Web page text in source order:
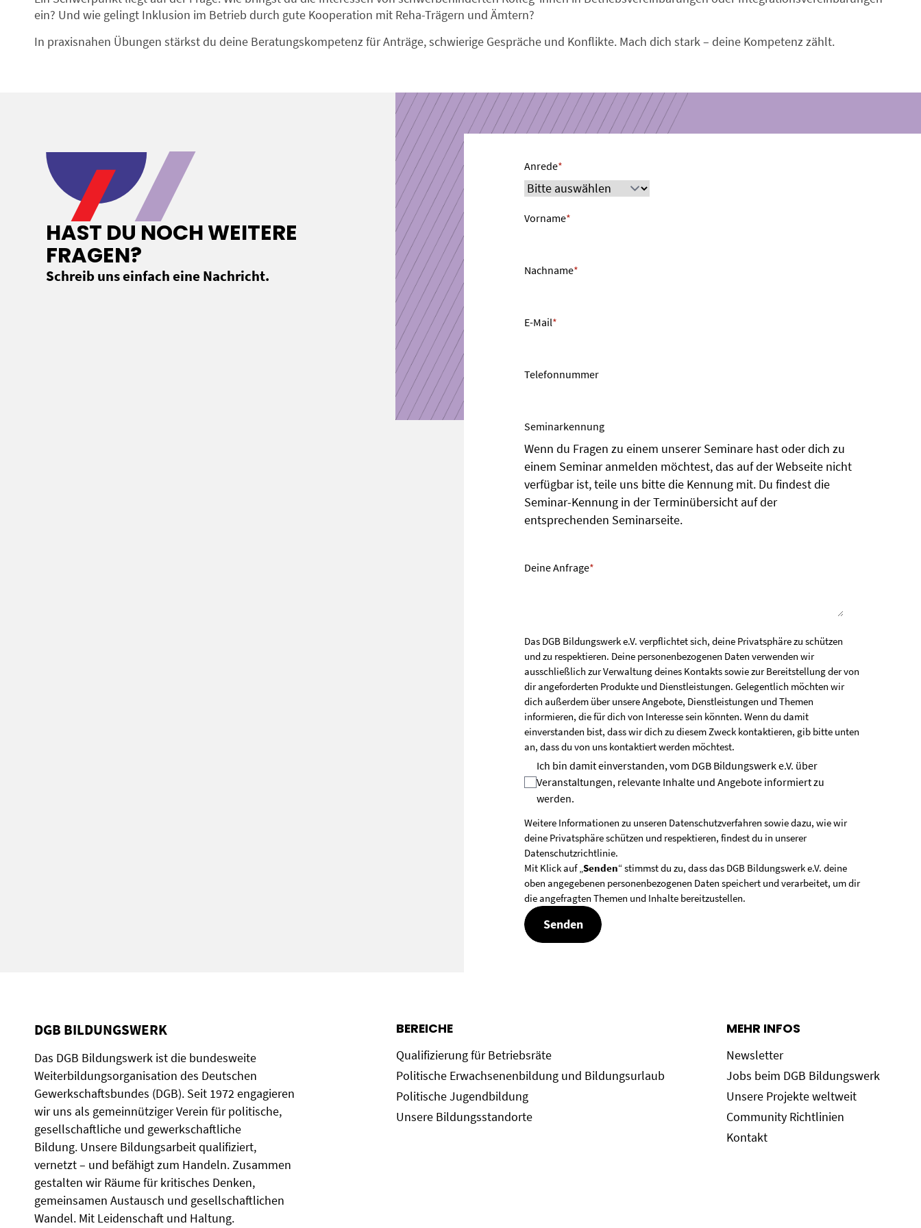
ein? Und wie gelingt Inklusion im Betrieb durch gute Kooperation mit Reha-Trägern und Ämtern?
In praxisnahen Übungen stärkst du deine Beratungskompetenz für Anträge, schwierige Gespräche und Konflikte. Mach dich stark – deine Kompetenz zählt.
HAST DU NOCH WEITERE
FRAGEN?
Schreib uns einfach eine Nachricht.
Anrede*
Vorname*
Nachname*
E-Mail*
Telefonnummer
Seminarkennung
Wenn du Fragen zu einem unserer Seminare hast oder dich zu
einem Seminar anmelden möchtest, das auf der Webseite nicht
verfügbar ist, teile uns bitte die Kennung mit. Du findest die
Seminar-Kennung in der Terminübersicht auf der
entsprechenden Seminarseite.
Deine Anfrage*
Das DGB Bildungswerk e.V. verpflichtet sich, deine Privatsphäre zu schützen
und zu respektieren. Deine personenbezogenen Daten verwenden wir
ausschließlich zur Verwaltung deines Kontakts sowie zur Bereitstellung der von
dir angeforderten Produkte und Dienstleistungen. Gelegentlich möchten wir
dich außerdem über unsere Angebote, Dienstleistungen und Themen
informieren, die für dich von Interesse sein könnten. Wenn du damit
einverstanden bist, dass wir dich zu diesem Zweck kontaktieren, gib bitte unten
an, dass du von uns kontaktiert werden möchtest.
Ich bin damit einverstanden, vom DGB Bildungswerk e.V. über
Veranstaltungen, relevante Inhalte und Angebote informiert zu
werden.
Weitere Informationen zu unseren Datenschutzverfahren sowie dazu, wie wir
deine Privatsphäre schützen und respektieren, findest du in unserer
Datenschutzrichtlinie.
Mit Klick auf „Senden“ stimmst du zu, dass das DGB Bildungswerk e.V. deine
oben angegebenen personenbezogenen Daten speichert und verarbeitet, um dir
die angefragten Themen und Inhalte bereitzustellen.
DGB BILDUNGSWERK
Das DGB Bildungswerk ist die bundesweite
Weiterbildungsorganisation des Deutschen
Gewerkschaftsbundes (DGB). Seit 1972 engagieren
wir uns als gemeinnütziger Verein für politische,
gesellschaftliche und gewerkschaftliche
Bildung. Unsere Bildungsarbeit qualifiziert,
vernetzt – und befähigt zum Handeln. Zusammen
gestalten wir Räume für kritisches Denken,
gemeinsamen Austausch und gesellschaftlichen
Wandel. Mit Leidenschaft und Haltung.
BEREICHE
Qualifizierung für Betriebsräte
Politische Erwachsenenbildung und Bildungsurlaub
Politische Jugendbildung
Unsere Bildungsstandorte
MEHR INFOS
Newsletter
Jobs beim DGB Bildungswerk
Unsere Projekte weltweit
Community Richtlinien
Kontakt